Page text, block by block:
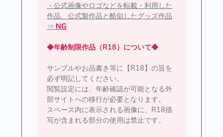
・公式画像やロゴなどを転載・利用した
作品、公式製作品と酷似したグッズ作品
⇒ NG
◆年齢制限作品（R18）について◆
サンプルやお品書き等に【R18】の旨を
必ず明記してください。
閲覧設定には、年齢確認が可能となる外
部サイトへの移行が必要となります。
スペース内に表示される画像に、R18描
写が含まれる部分の使用は禁止です。